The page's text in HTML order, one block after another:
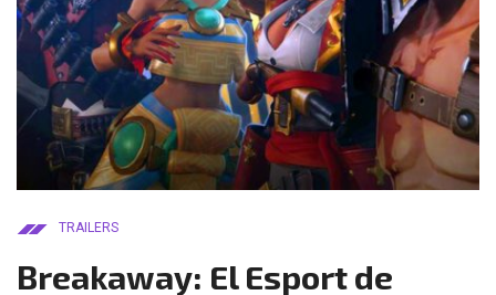
TRAILERS
Breakaway: El Esport de